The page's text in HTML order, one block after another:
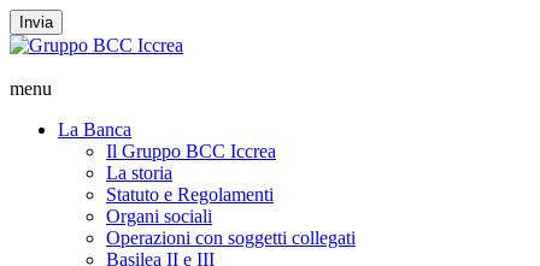
Invia
menu
La Banca
Il Gruppo BCC Iccrea
La storia
Statuto e Regolamenti
Organi sociali
Operazioni con soggetti collegati
Basilea II e III